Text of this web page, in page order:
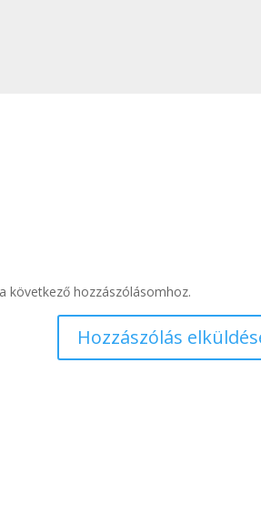
következő hozzászólásomhoz.